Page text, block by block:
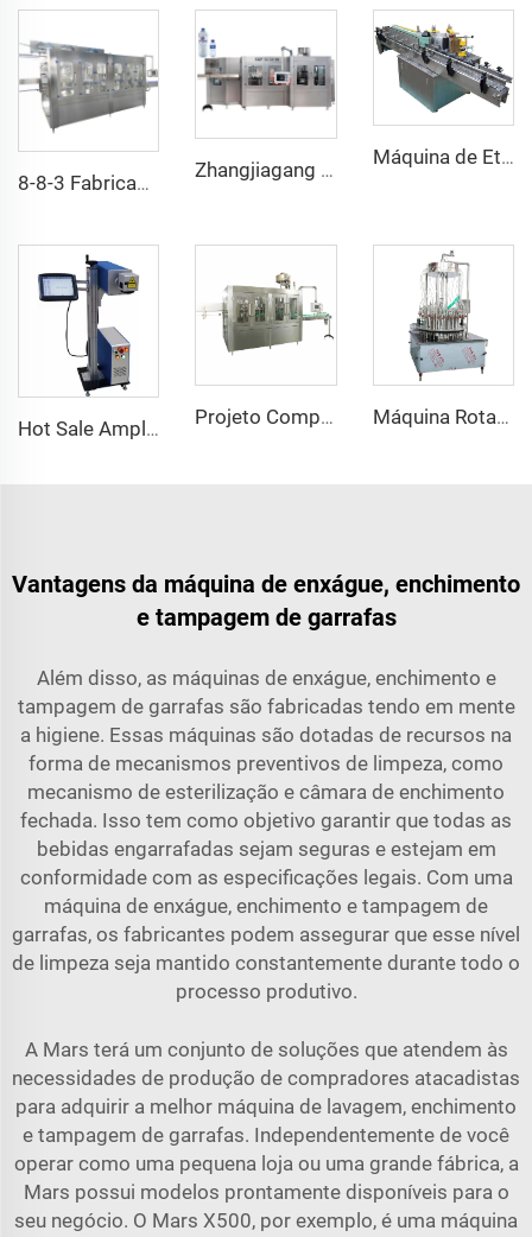
8-8-3 Fabricante da Máquina de Produção Automática de Enchimento de Água Pura em Garrafas Pequenas
Zhangjiagang Confiável Máquina de Embalagem e Enchimento de Água em Garrafas Plásticas CGF40/40/12
Máquina de Etiquetagem com Cola Fria e Molhada para Garrafas de Cerveja de Vidro
Hot Sale Amplamente Utilizada Impressora a Laser CO2 de Alta Velocidade para Garrafas de Vidro
Projeto Completo de Máquina para Planta de Água Mineral Full Automática de A a Z Máquina Rotativa de Enchimento por Transbordo a Vácuo para Garrafas de Vidro para Espirituosos Destilados e Vinho
Vantagens da máquina de enxágue, enchimento
e tampagem de garrafas
Além disso, as máquinas de enxágue, enchimento e
tampagem de garrafas são fabricadas tendo em mente
a higiene. Essas máquinas são dotadas de recursos na
forma de mecanismos preventivos de limpeza, como
mecanismo de esterilização e câmara de enchimento
fechada. Isso tem como objetivo garantir que todas as
bebidas engarrafadas sejam seguras e estejam em
conformidade com as especificações legais. Com uma
máquina de enxágue, enchimento e tampagem de
garrafas, os fabricantes podem assegurar que esse nível
de limpeza seja mantido constantemente durante todo o
processo produtivo.
A Mars terá um conjunto de soluções que atendem às
necessidades de produção de compradores atacadistas
para adquirir a melhor máquina de lavagem, enchimento
e tampagem de garrafas. Independentemente de você
operar como uma pequena loja ou uma grande fábrica, a
Mars possui modelos prontamente disponíveis para o
seu negócio. O Mars X500, por exemplo, é uma máquina